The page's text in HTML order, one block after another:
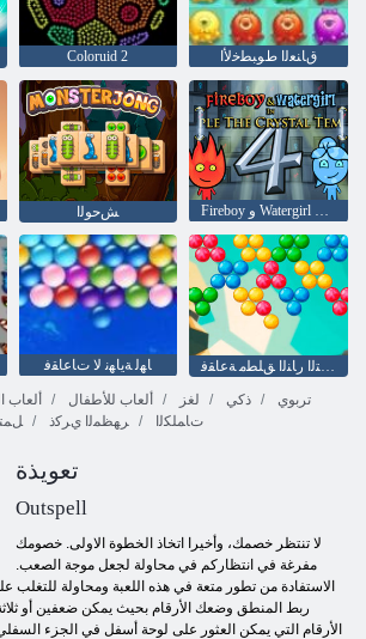
Coloruid 2 ﻕﺎﻨﻌﻟﺍ ﻁﻮﺒﻄﺧﻷ ﺍ
ﺶﺣﻮﻟﺍ Fireboy ﻭ Watergirl 4: Crystal Temple
ﺎﻬﻟ ﺔﻳﺎﻬﻧ ﻻ ﺕﺎﻋﺎﻘﻓ
ﺎﻬﻟ ﺔﻳﺎﻬﻧ ﻻ ﻲﺘﻟﺍ ﺭﺎﻨﻟﺍ ﻖﻠﻄﻣ ﺔﻋﺎﻘﻓ
ألعاب ألعاب للأطفال لغز ذكي
تربوي
5 ﺮﻬﻈﻤﻟﺍ ﻱﺮﻛﺫ ﺕﺎﻤﻠﻜﻟﺍ
تعويذة
Outspell
لا تنتظر خصمك، وأخيرا اتخاذ الخطوة الاولى. خصومك
مفرغة في انتظاركم في محاولة لجعل موجة الصعب.
الاستفادة من تطور متعة في هذه اللعبة ومحاولة للتغلب
ربط المنطق وضعك الأرقام بحيث يمكن ضعفين أو
الأرقام التي يمكن العثور على لوحة أسفل في الجزء